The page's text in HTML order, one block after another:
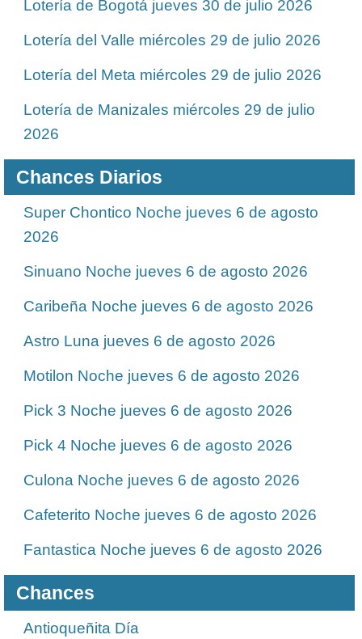
Lotería de Bogotá jueves 30 de julio 2026
Lotería del Valle miércoles 29 de julio 2026
Lotería del Meta miércoles 29 de julio 2026
Lotería de Manizales miércoles 29 de julio
2026
Chances Diarios
Super Chontico Noche jueves 6 de agosto
2026
Sinuano Noche jueves 6 de agosto 2026
Caribeña Noche jueves 6 de agosto 2026
Astro Luna jueves 6 de agosto 2026
Motilon Noche jueves 6 de agosto 2026
Pick 3 Noche jueves 6 de agosto 2026
Pick 4 Noche jueves 6 de agosto 2026
Culona Noche jueves 6 de agosto 2026
Cafeterito Noche jueves 6 de agosto 2026
Fantastica Noche jueves 6 de agosto 2026
Chances
Antioqueñita Día